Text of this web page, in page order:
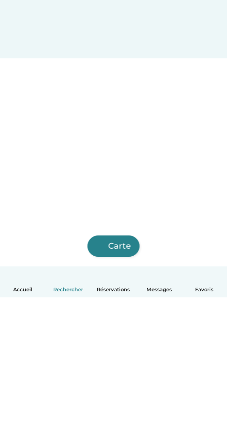
Accueil Rechercher Réservations Messages Favoris
Carte